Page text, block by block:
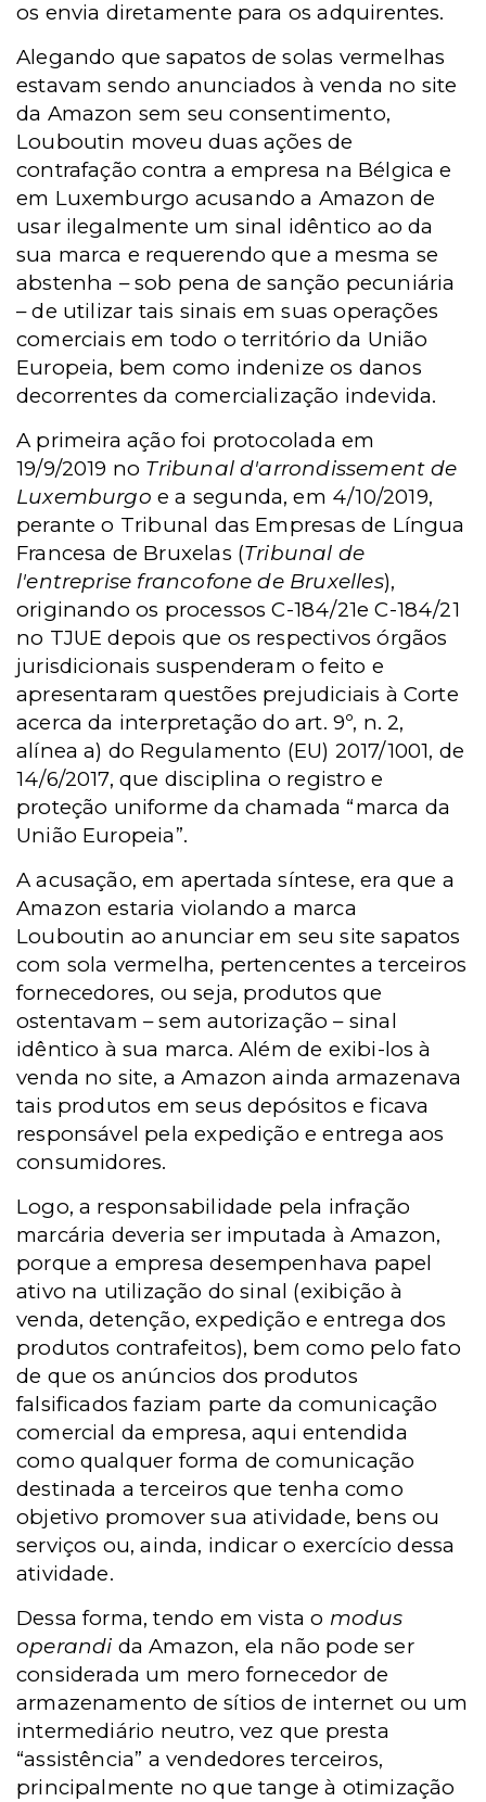
os envia diretamente para os adquirentes.
Alegando que sapatos de solas vermelhas
estavam sendo anunciados à venda no site
da Amazon sem seu consentimento,
Louboutin moveu duas ações de
contrafação contra a empresa na Bélgica e
em Luxemburgo acusando a Amazon de
usar ilegalmente um sinal idêntico ao da
sua marca e requerendo que a mesma se
abstenha – sob pena de sanção pecuniária
– de utilizar tais sinais em suas operações
comerciais em todo o território da União
Europeia, bem como indenize os danos
decorrentes da comercialização indevida.
A primeira ação foi protocolada em
19/9/2019 no Tribunal d'arrondissement de
Luxemburgo e a segunda, em 4/10/2019,
perante o Tribunal das Empresas de Língua
Francesa de Bruxelas (Tribunal de
l'entreprise francofone de Bruxelles),
originando os processos C-184/21e C-184/21
no TJUE depois que os respectivos órgãos
jurisdicionais suspenderam o feito e
apresentaram questões prejudiciais à Corte
acerca da interpretação do art. 9º, n. 2,
alínea a) do Regulamento (EU) 2017/1001, de
14/6/2017, que disciplina o registro e
proteção uniforme da chamada “marca da
União Europeia”.
A acusação, em apertada síntese, era que a
Amazon estaria violando a marca
Louboutin ao anunciar em seu site sapatos
com sola vermelha, pertencentes a terceiros
fornecedores, ou seja, produtos que
ostentavam – sem autorização – sinal
idêntico à sua marca. Além de exibi-los à
venda no site, a Amazon ainda armazenava
tais produtos em seus depósitos e ficava
responsável pela expedição e entrega aos
consumidores.
Logo, a responsabilidade pela infração
marcária deveria ser imputada à Amazon,
porque a empresa desempenhava papel
ativo na utilização do sinal (exibição à
venda, detenção, expedição e entrega dos
produtos contrafeitos), bem como pelo fato
de que os anúncios dos produtos
falsificados faziam parte da comunicação
comercial da empresa, aqui entendida
como qualquer forma de comunicação
destinada a terceiros que tenha como
objetivo promover sua atividade, bens ou
serviços ou, ainda, indicar o exercício dessa
atividade.
Dessa forma, tendo em vista o modus
operandi da Amazon, ela não pode ser
considerada um mero fornecedor de
armazenamento de sítios de internet ou um
intermediário neutro, vez que presta
“assistência” a vendedores terceiros,
principalmente no que tange à otimização